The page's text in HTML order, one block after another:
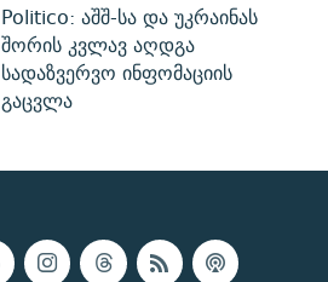
Politico: აშშ-სა და უკრაინას
შორის კვლავ აღდგა
სადაზვერვო ინფომაციის
გაცვლა